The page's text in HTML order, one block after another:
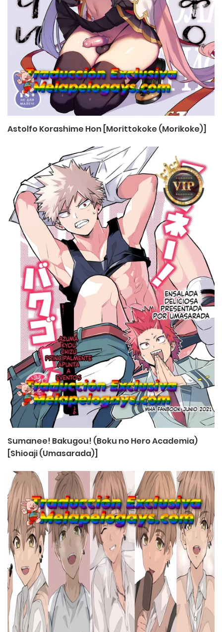
Astolfo Korashime Hon [Morittokoke (Morikoke)]
Sumanee! Bakugou! (Boku no Hero Academia)
[Shioaji (Umasarada)]